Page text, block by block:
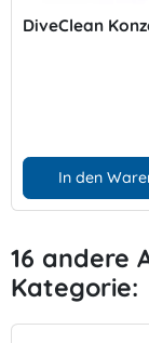
DiveClean
In den
16 andere
Kategorie: